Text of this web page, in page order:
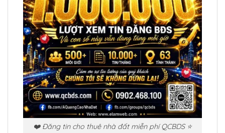
❤️ Đăng tin cho thuê nhà đất miễn phí QCBDS ⭐